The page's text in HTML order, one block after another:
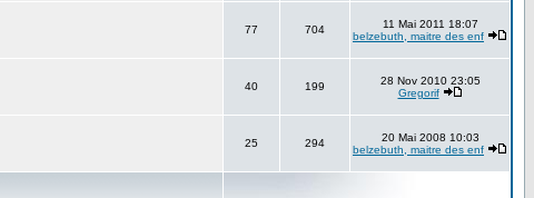
77 704
11 Mai 2011 18:07
belzebuth, maitre des enf
40 199
28 Nov 2010 23:05
Gregorif
25 294
20 Mai 2008 10:03
belzebuth, maitre des enf